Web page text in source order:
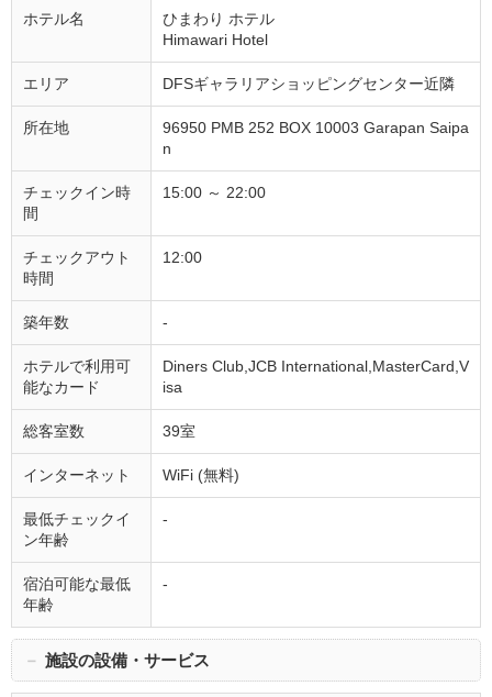
ホテル名
ひまわり ホテル
Himawari Hotel
エリア DFSギャラリアショッピングセンター近隣
所在地
96950 PMB 252 BOX 10003 Garapan Saipa
n
チェックイン時
間
15:00 ～ 22:00
チェックアウト
時間
12:00
築年数 -
ホテルで利用可
能なカード
Diners Club,JCB International,MasterCard,V
isa
総客室数 39室
インターネット WiFi (無料)
最低チェックイ
ン年齢
-
宿泊可能な最低
年齢
-
－ 施設の設備・サービス